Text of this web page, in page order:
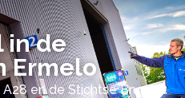
in de
Ermelo
en de Stichtse Brug in